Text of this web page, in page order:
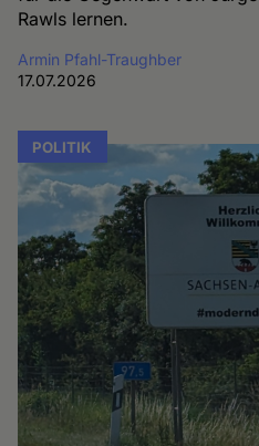
Rawls lernen.
Armin Pfahl-Traughber
17.07.2026
POLITIK